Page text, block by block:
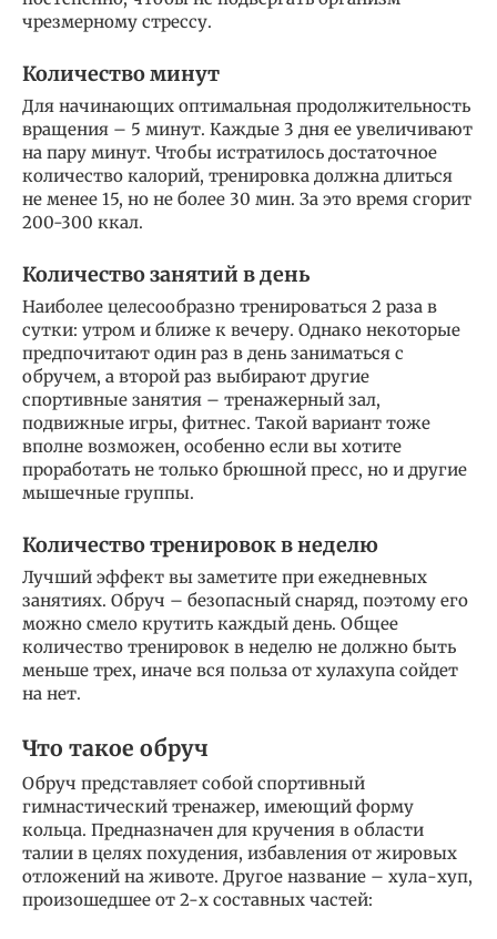
чрезмерному стрессу.
Количество минут
Для начинающих оптимальная продолжительность
вращения – 5 минут. Каждые 3 дня ее увеличивают
на пару минут. Чтобы истратилось достаточное
количество калорий, тренировка должна длиться
не менее 15, но не более 30 мин. За это время сгорит
200-300 ккал.
Количество занятий в день
Наиболее целесообразно тренироваться 2 раза в
сутки: утром и ближе к вечеру. Однако некоторые
предпочитают один раз в день заниматься с
обручем, а второй раз выбирают другие
спортивные занятия – тренажерный зал,
подвижные игры, фитнес. Такой вариант тоже
вполне возможен, особенно если вы хотите
проработать не только брюшной пресс, но и другие
мышечные группы.
Количество тренировок в неделю
Лучший эффект вы заметите при ежедневных
занятиях. Обруч – безопасный снаряд, поэтому его
можно смело крутить каждый день. Общее
количество тренировок в неделю не должно быть
меньше трех, иначе вся польза от хулахупа сойдет
на нет.
Что такое обруч
Обруч представляет собой спортивный
гимнастический тренажер, имеющий форму
кольца. Предназначен для кручения в области
талии в целях похудения, избавления от жировых
отложений на животе. Другое название – хула-хуп,
произошедшее от 2-х составных частей: